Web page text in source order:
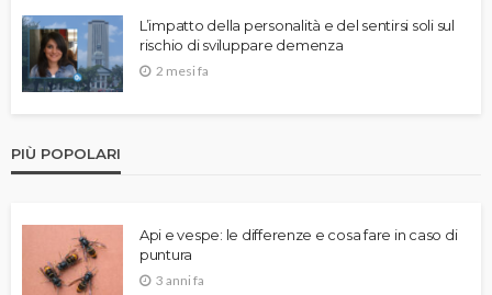
L’impatto della personalità e del sentirsi soli sul
rischio di sviluppare demenza
2 mesi fa
PIÙ POPOLARI
Api e vespe: le differenze e cosa fare in caso di
puntura
3 anni fa